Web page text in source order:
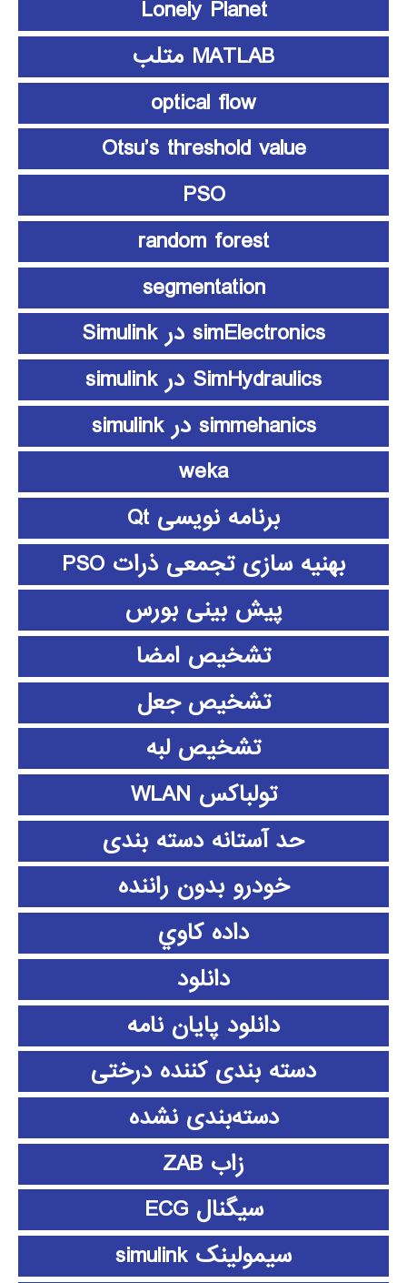
Lonely Planet
MATLAB متلب
optical flow
Otsu’s threshold value
PSO
random forest
segmentation
simElectronics در Simulink
SimHydraulics در simulink
simmehanics در simulink
weka
برنامه نویسی Qt
بهنیه سازی تجمعی ذرات PSO
پیش بینی بورس
تشخیص امضا
تشخیص جعل
تشخیص لبه
تولباکس WLAN
حد آستانه دسته بندی
خودرو بدون راننده
داده كاوي
دانلود
دانلود پايان نامه
دسته بندی کننده درختی
دسته‌بندی نشده
زاب ZAB
سیگنال ECG
سیمولینک simulink